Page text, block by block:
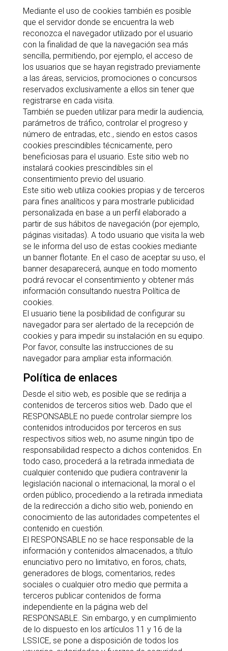
Mediante el uso de cookies también es posible
que el servidor donde se encuentra la web
reconozca el navegador utilizado por el usuario
con la finalidad de que la navegación sea más
sencilla, permitiendo, por ejemplo, el acceso de
los usuarios que se hayan registrado previamente
a las áreas, servicios, promociones o concursos
reservados exclusivamente a ellos sin tener que
registrarse en cada visita.
También se pueden utilizar para medir la audiencia,
parámetros de tráfico, controlar el progreso y
número de entradas, etc., siendo en estos casos
cookies prescindibles técnicamente, pero
beneficiosas para el usuario. Este sitio web no
instalará cookies prescindibles sin el
consentimiento previo del usuario.
Este sitio web utiliza cookies propias y de terceros
para fines analíticos y para mostrarle publicidad
personalizada en base a un perfil elaborado a
partir de sus hábitos de navegación (por ejemplo,
páginas visitadas). A todo usuario que visita la web
se le informa del uso de estas cookies mediante
un banner flotante. En el caso de aceptar su uso, el
banner desaparecerá, aunque en todo momento
podrá revocar el consentimiento y obtener más
información consultando nuestra Política de
cookies.
El usuario tiene la posibilidad de configurar su
navegador para ser alertado de la recepción de
cookies y para impedir su instalación en su equipo.
Por favor, consulte las instrucciones de su
navegador para ampliar esta información.
Política de enlaces
Desde el sitio web, es posible que se redirija a
contenidos de terceros sitios web. Dado que el
RESPONSABLE no puede controlar siempre los
contenidos introducidos por terceros en sus
respectivos sitios web, no asume ningún tipo de
responsabilidad respecto a dichos contenidos. En
todo caso, procederá a la retirada inmediata de
cualquier contenido que pudiera contravenir la
legislación nacional o internacional, la moral o el
orden público, procediendo a la retirada inmediata
de la redirección a dicho sitio web, poniendo en
conocimiento de las autoridades competentes el
contenido en cuestión.
El RESPONSABLE no se hace responsable de la
información y contenidos almacenados, a título
enunciativo pero no limitativo, en foros, chats,
generadores de blogs, comentarios, redes
sociales o cualquier otro medio que permita a
terceros publicar contenidos de forma
independiente en la página web del
RESPONSABLE. Sin embargo, y en cumplimiento
de lo dispuesto en los artículos 11 y 16 de la
LSSICE, se pone a disposición de todos los